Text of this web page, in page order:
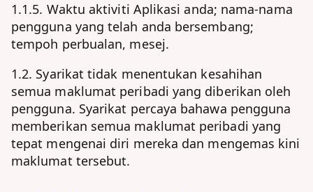
1.1.5. Waktu aktiviti Aplikasi anda; nama-nama
pengguna yang telah anda bersembang;
tempoh perbualan, mesej.
1.2. Syarikat tidak menentukan kesahihan
semua maklumat peribadi yang diberikan oleh
pengguna. Syarikat percaya bahawa pengguna
memberikan semua maklumat peribadi yang
tepat mengenai diri mereka dan mengemas kini
maklumat tersebut.